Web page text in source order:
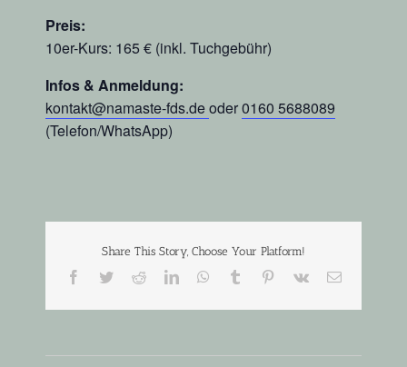
Preis:
10er-Kurs: 165 € (inkl. Tuchgebühr)
Infos & Anmeldung:
kontakt@namaste-fds.deoder0160 5688089
(Telefon/WhatsApp)
Share This Story, Choose Your Platform!
Facebook
TwitterRedditLinkedInWhatsApp
Tumblr Pinterest
Vk
E-